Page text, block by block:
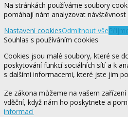
Na stránkách používáme soubory
pomáhají nám analyzovat návštěvnost
Nastavení cookiesOdmítnout vše
Souhlas s používáním cookies
Cookies jsou malé soubory, které se
poskytování funkcí sociálních sítí a k
s dalšími informacemi, které jste jim
Ze zákona můžeme na vašem
vděční, když nám ho poskytnete a
informací